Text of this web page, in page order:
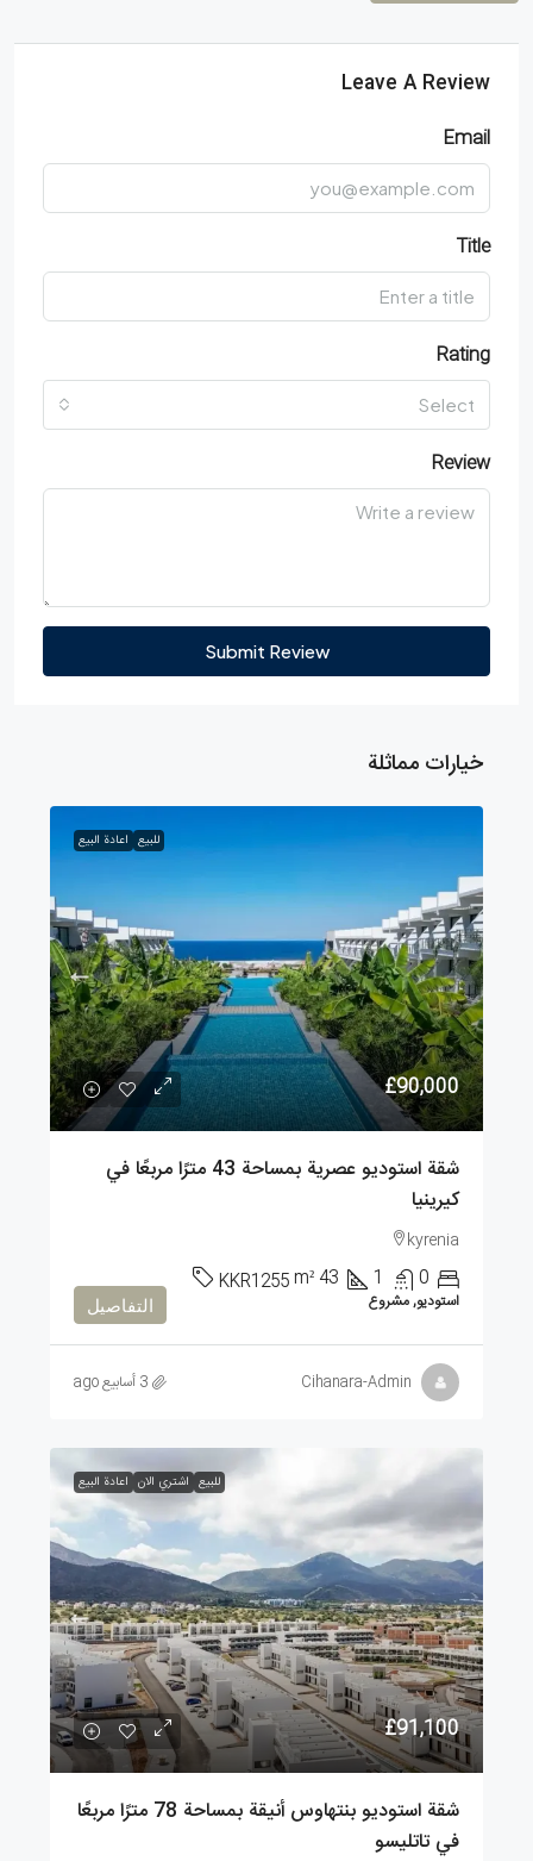
Leave A Review
Email
Title
Rating
Select
Review
Submit Review
خيارات مماثلة
للبيع اعادة البيع
£90,000
شقة استوديو عصرية بمساحة 43 مترًا مربعًا في
كيرينيا
kyrenia
0
1
43
m²
KKR1255
استوديو, مشروع التفاصيل
Cihanara-Admin 3 أسابيع ago
للبيع اشتري الان اعادة البيع
£91,100
شقة استوديو بنتهاوس أنيقة بمساحة 78 مترًا مربعًا
في تاتليسو